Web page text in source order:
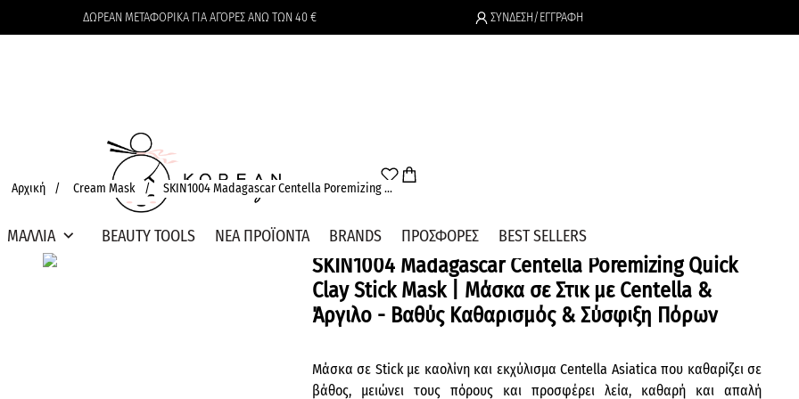
ΔΩΡΕΑΝ ΜΕΤΑΦΟΡΙΚΑ ΓΙΑ ΑΓΟΡΕΣ ΑΝΩ ΤΩΝ 40 € ΣΥΝΔΕΣΗ/ΕΓΓΡΑΦΗ
Το καλάθι δεν περιέχει προϊόντα.
ΜΑΛΛΙΑ expand_more BEAUTY TOOLS ΝΕΑ ΠΡΟΪΟΝΤΑ BRANDS ΠΡΟΣΦΟΡΕΣ BEST SELLERS
Αρχική / Cream Mask / SKIN1004 Madagascar Centella Poremizing ...
SKIN1004 Madagascar Centella Poremizing Quick
Clay Stick Mask | Μάσκα σε Στικ με Centella &
Άργιλο - Βαθύς Καθαρισμός & Σύσφιξη Πόρων
Μάσκα σε Stick με καολίνη και εκχύλισμα Centella Asiatica που καθαρίζει σε
βάθος, μειώνει τους πόρους και προσφέρει λεία, καθαρή και απαλή